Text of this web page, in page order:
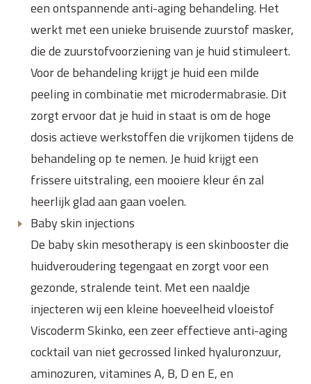
een ontspannende anti-aging behandeling. Het
werkt met een unieke bruisende zuurstof masker,
die de zuurstofvoorziening van je huid stimuleert.
Voor de behandeling krijgt je huid een milde
peeling in combinatie met microdermabrasie. Dit
zorgt ervoor dat je huid in staat is om de hoge
dosis actieve werkstoffen die vrijkomen tijdens de
behandeling op te nemen. Je huid krijgt een
frissere uitstraling, een mooiere kleur én zal
heerlijk glad aan gaan voelen.
Baby skin injections
De baby skin mesotherapy is een skinbooster die
huidveroudering tegengaat en zorgt voor een
gezonde, stralende teint. Met een naaldje
injecteren wij een kleine hoeveelheid vloeistof
Viscoderm Skinko, een zeer effectieve anti-aging
cocktail van niet gecrossed linked hyaluronzuur,
aminozuren, vitamines A, B, D en E, en